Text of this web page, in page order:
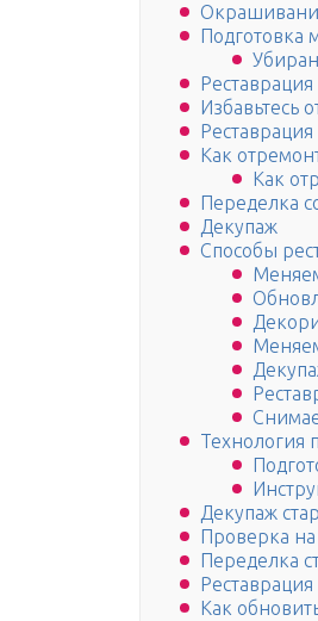
Подготовка
Избавьтесь
Как
Как
Переделка
Декупаж
Способы
Технология
Декупаж
Проверка на
Переделка
Как